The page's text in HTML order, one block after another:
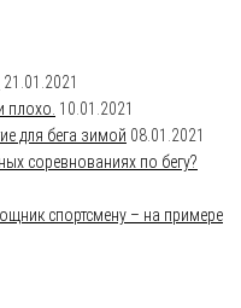
21.01.2021
плохо. 10.01.2021
для бега зимой 08.01.2021
соревнованиях по бегу?
спортсмену – на примере